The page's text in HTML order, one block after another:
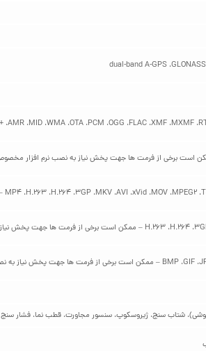
شتاب‌ سنج، ژیروسکوپ، سنسور مجاورت، قطب‌ نما، فشار سنج